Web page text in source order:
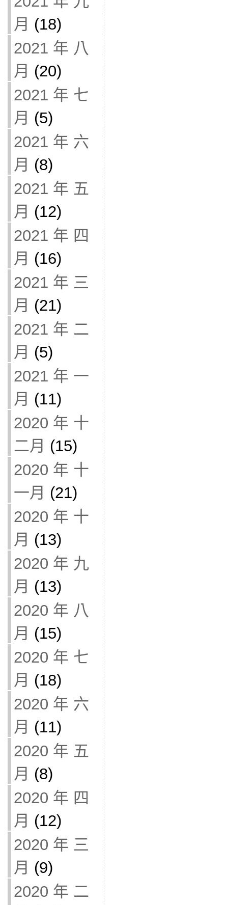
月 (18)
2021 年 八
月 (20)
2021 年 七
月 (5)
2021 年 六
月 (8)
2021 年 五
月 (12)
2021 年 四
月 (16)
2021 年 三
月 (21)
2021 年 二
月 (5)
2021 年 一
月 (11)
2020 年 十
二月 (15)
2020 年 十
一月 (21)
2020 年 十
月 (13)
2020 年 九
月 (13)
2020 年 八
月 (15)
2020 年 七
月 (18)
2020 年 六
月 (11)
2020 年 五
月 (8)
2020 年 四
月 (12)
2020 年 三
月 (9)
2020 年 二